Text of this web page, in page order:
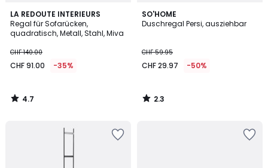
LA REDOUTE INTERIEURS
Regal für Sofarücken,
quadratisch, Metall, Stahl, Miva
CHF 140.00
CHF 91.00 -35%
4.7
/ 5
4.7
/
SO'HOME
Duschregal Persi, ausziehbar
CHF 59.95
CHF 29.97 -50%
2.3
/ 5
2.3
/